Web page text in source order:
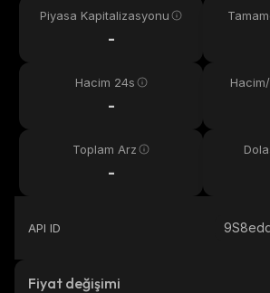
Piyasa Kapitalizasyonu
-
Hacim 24s
-
Toplam Arz
-
API ID
Fiyat değişimi